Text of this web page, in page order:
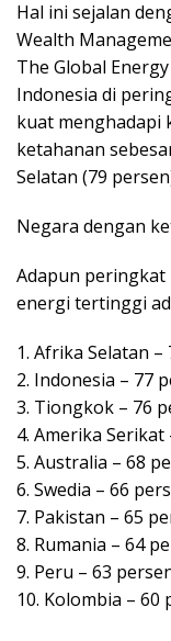
Hal ini sejalan
Wealth
The Global
Indonesia di
kuat menghadapi
ketahanan
Selatan (79
Negara dengan
Adapun
energi tertinggi
1. Afrika Selatan –
2. Indonesia – 77
3. Tiongkok – 76
4. Amerika Serikat
5. Australia – 68
6. Swedia – 66
7. Pakistan – 65
8. Rumania – 64
9. Peru – 63
10. Kolombia – 60